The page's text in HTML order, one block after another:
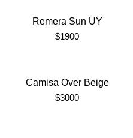
Remera Sun UY
$1900
Camisa Over Beige
$3000